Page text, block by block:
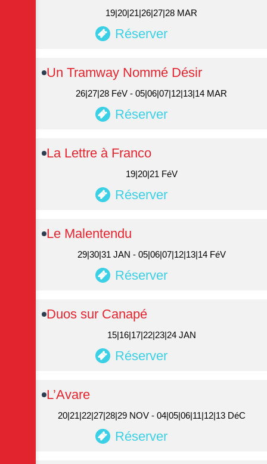
19|20|21|26|27|28 MAR
Réserver
26|27|28 FéV - 05|06|07|12|13|14 MAR
Un Tramway Nommé Désir
Réserver
19|20|21 FéV
La Lettre à Franco
Réserver
29|30|31 JAN - 05|06|07|12|13|14 FéV
Le Malentendu
Réserver
15|16|17|22|23|24 JAN
Duos sur Canapé
Réserver
20|21|22|27|28|29 NOV - 04|05|06|11|12|13 DéC
L’Avare
Réserver